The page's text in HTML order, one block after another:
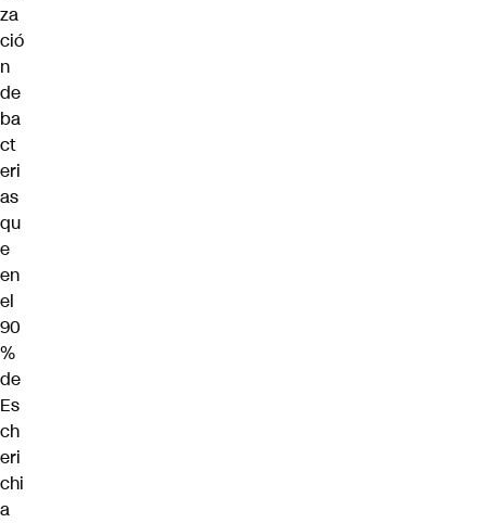
za
ció
n
de
ba
ct
eri
as
qu
e
en
el
90
%
de
Es
ch
eri
chi
a